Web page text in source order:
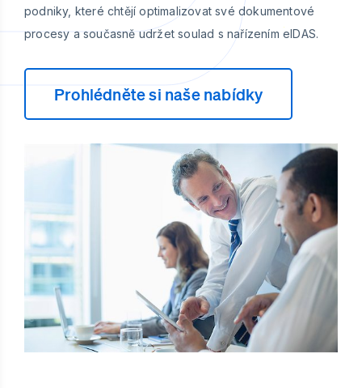
podniky, které chtějí optimalizovat své dokumentové
procesy a současně udržet soulad s nařízením eIDAS.
Prohlédněte si naše nabídky